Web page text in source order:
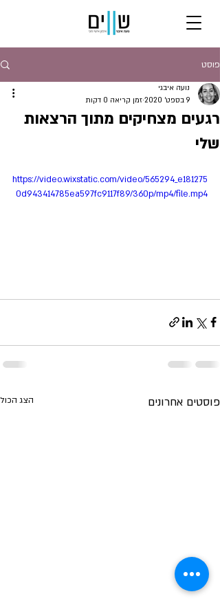
פוסט
רגעים מצחיקים מתוך הרצאות
שלי
נועה איבגי
9 בספט׳ 2020
זמן קריאה 0 דקות
https://video.wixstatic.com/video/565294_e181275
0d943414785ea597fc9117f89/360p/mp4/file.mp4
פוסטים אחרונים הצג הכול